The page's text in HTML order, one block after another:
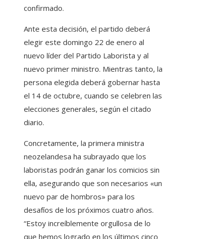
confirmado.
Ante esta decisión, el partido deberá
elegir este domingo 22 de enero al
nuevo líder del Partido Laborista y al
nuevo primer ministro. Mientras tanto, la
persona elegida deberá gobernar hasta
el 14 de octubre, cuando se celebren las
elecciones generales, según el citado
diario.
Concretamente, la primera ministra
neozelandesa ha subrayado que los
laboristas podrán ganar los comicios sin
ella, asegurando que son necesarios «un
nuevo par de hombros» para los
desafíos de los próximos cuatro años.
“Estoy increíblemente orgullosa de lo
que hemos logrado en los últimos cinco